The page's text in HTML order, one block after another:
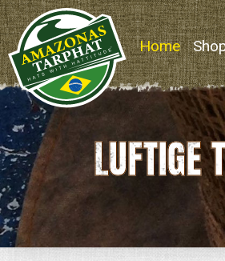
Home
LUFTIGE